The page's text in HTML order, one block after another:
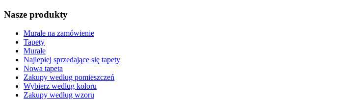
Nasze produkty
Murale na zamówienie
Tapety
Murale
Najlepiej sprzedające się tapety
Nowa tapeta
Zakupy według pomieszczeń
Wybierz według koloru
Zakupy według wzoru